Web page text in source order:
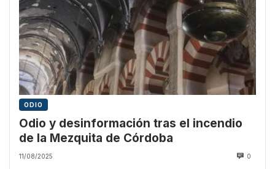
ODIO
Odio y desinformación tras el incendio
de la Mezquita de Córdoba
11/08/2025 0